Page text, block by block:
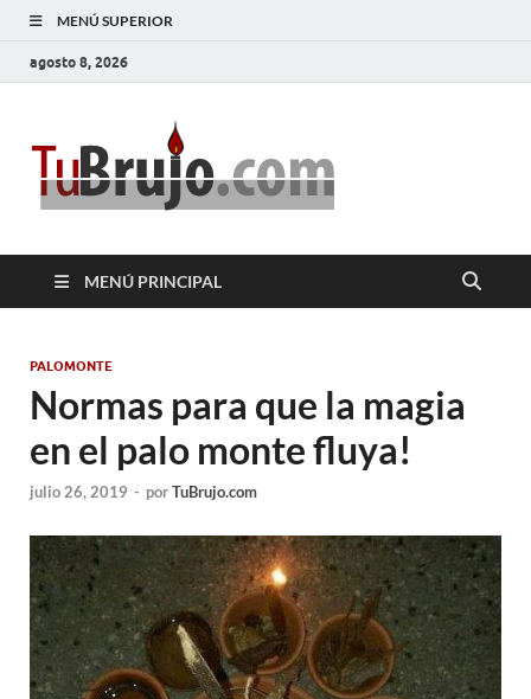
MENÚ SUPERIOR
agosto 8, 2026
MENÚ PRINCIPAL
PALOMONTE
Normas para que la magia
en el palo monte fluya!
julio 26, 2019 - porTuBrujo.com